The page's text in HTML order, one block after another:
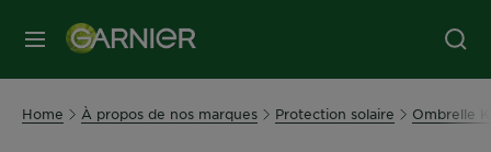
MENU
Home À propos de nos marques Protection solaire Ombrelle